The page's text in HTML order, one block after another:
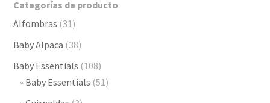
Categorías de producto
Alfombras (31)
Baby Alpaca (38)
Baby Essentials (108)
Baby Essentials (51)